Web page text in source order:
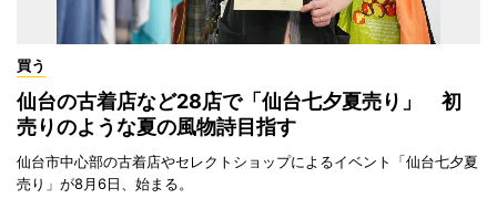
買う
仙台の古着店など28店で「仙台七夕夏売り」 初
売りのような夏の風物詩目指す
仙台市中心部の古着店やセレクトショップによるイベント「仙台七夕夏
売り」が8月6日、始まる。